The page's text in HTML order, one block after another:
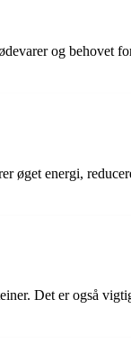
og behovet
øget energi,
Det er også